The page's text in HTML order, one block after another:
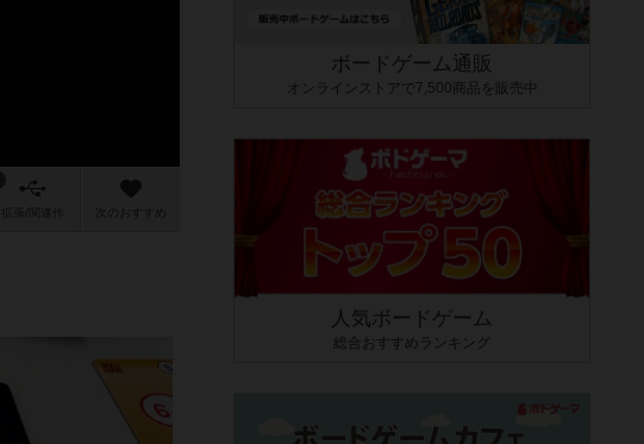
作 次のおすすめ
ボードゲーム通販
オンラインストアで7,500商品を販売中
人気ボードゲーム
総合おすすめランキング